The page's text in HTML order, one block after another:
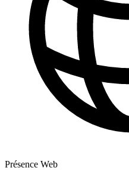
Présence Web